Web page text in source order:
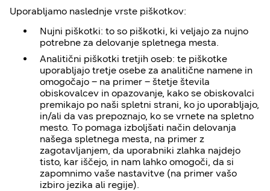
Uporabljamo naslednje vrste piškotkov:
Nujni piškotki: to so piškotki, ki veljajo za nujno
potrebne za delovanje spletnega mesta.
Analitični piškotki tretjih oseb: te piškotke
uporabljajo tretje osebe za analitične namene in
omogočajo – na primer – štetje števila
obiskovalcev in opazovanje, kako se obiskovalci
premikajo po naši spletni strani, ko jo uporabljajo,
in/ali da vas prepoznajo, ko se vrnete na spletno
mesto. To pomaga izboljšati način delovanja
našega spletnega mesta, na primer z
zagotavljanjem, da uporabniki zlahka najdejo
tisto, kar iščejo, in nam lahko omogoči, da si
zapomnimo vaše nastavitve (na primer vašo
izbiro jezika ali regije).